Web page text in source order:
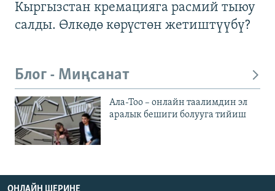
Кыргызстан кремацияга расмий тыюу
салды. Өлкөдө көрүстөн жетиштүүбү?
Блог - Миңсанат
Ала-Тоо – онлайн таалимдин эл
аралык бешиги болууга тийиш
ОНЛАЙН ШЕРИНЕ